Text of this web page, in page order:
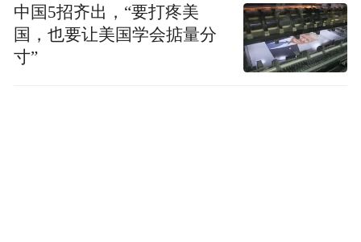
中国5招齐出，“要打疼美
国，也要让美国学会掂量分
寸”